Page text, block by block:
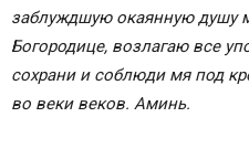
Молитва Богоматери от
Молитва Богоматери об
Молитва Богородице от
заблуждшую окаянную душу
Богородице, возлагаю все
сохрани и соблюди мя под
во веки веков. Аминь.